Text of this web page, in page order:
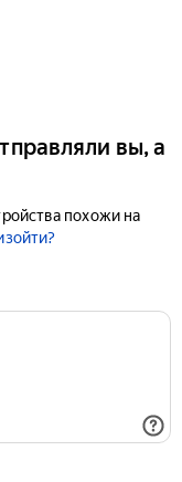
вы, а
похожи на